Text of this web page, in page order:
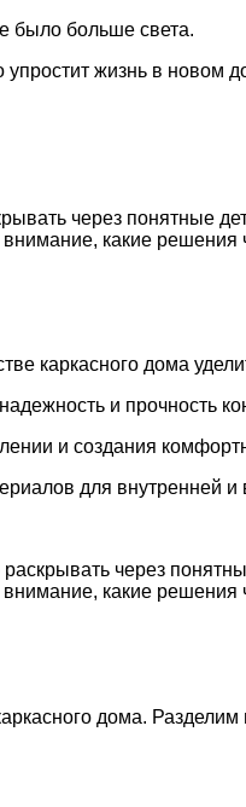
было больше света.
упростит жизнь в новом
через понятные
какие
каркасного дома
и прочность
и создания
для внутренней и
через
какие
дома.